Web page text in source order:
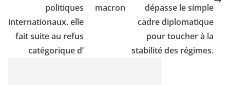
politiques
internationaux. elle
fait suite au refus
catégorique d’
macron
dépasse le simple
cadre diplomatique
pour toucher à la
stabilité des régimes.